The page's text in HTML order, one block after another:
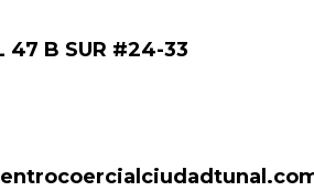
47 B SUR #24-33